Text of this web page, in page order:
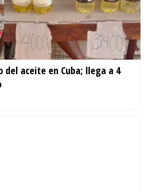
del aceite en Cuba; llega a 4